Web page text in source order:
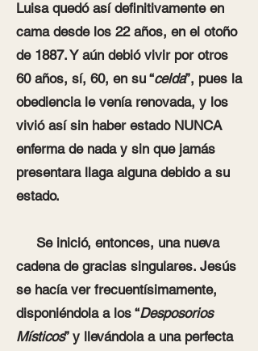
Luisa quedó así definitivamente en
cama desde los 22 años, en el otoño
de 1887. Y aún debió vivir por otros
60 años, sí, 60, en su “celda”, pues la
obediencia le venía renovada, y los
vivió así sin haber estado NUNCA
enferma de nada y sin que jamás
presentara llaga alguna debido a su
estado.
Se inició, entonces, una nueva
cadena de gracias singu­lares. Jesús
se hacía ver frecuentísimamente,
disponiéndola a los “Desposorios
Místicos” y llevándola a una perfecta